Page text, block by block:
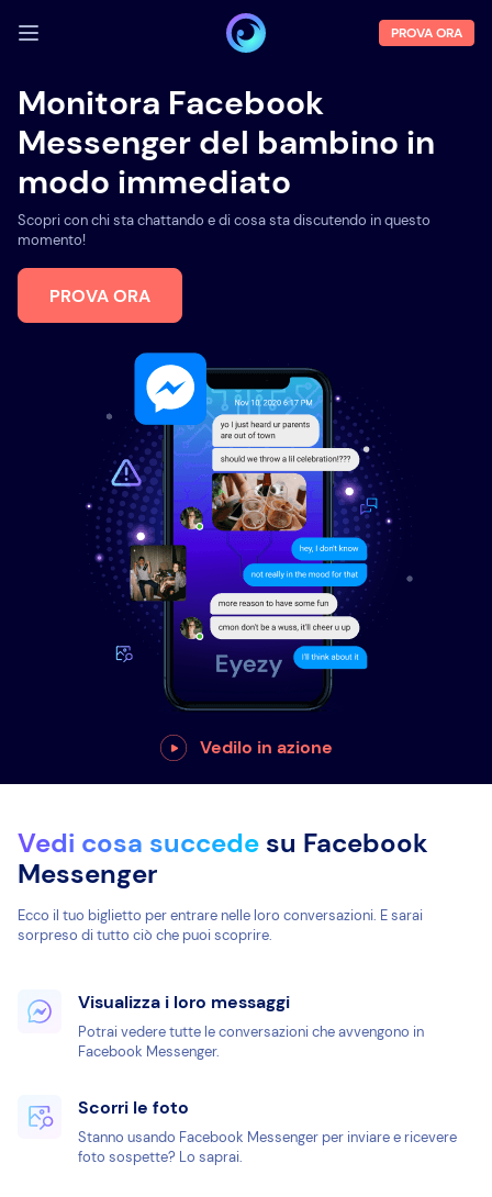
ACCEDI
Demo
Funzioni
Chi siamo
Blog
PROVA ORA
Monitora Facebook
Messenger del bambino in
modo immediato
Scopri con chi sta chattando e di cosa sta discutendo in questo
momento!
PROVA ORA
Vedilo in azione
Vedi cosa succede su Facebook
Messenger
Ecco il tuo biglietto per entrare nelle loro conversazioni. E sarai
sorpreso di tutto ciò che puoi scoprire.
Visualizza i loro messaggi
Potrai vedere tutte le conversazioni che avvengono in
Facebook Messenger.
Scorri le foto
Stanno usando Facebook Messenger per inviare e ricevere
foto sospette? Lo saprai.